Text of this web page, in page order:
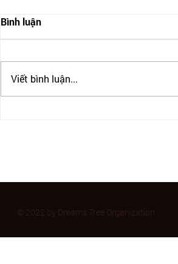
Bình luận
Viết bình luận...
© 2022 by Dreams Tree Organization